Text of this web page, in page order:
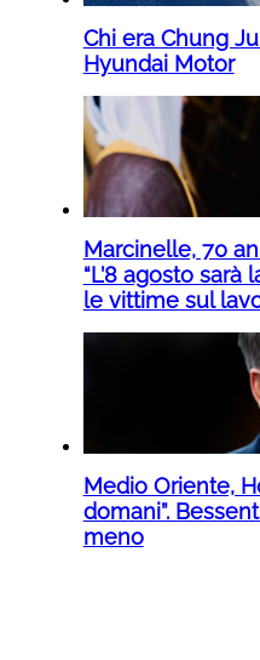
Chi era Chung
Hyundai Motor
Marcinelle, 70
“L’8 agosto
le vittime sul
Medio Oriente,
domani”.
meno